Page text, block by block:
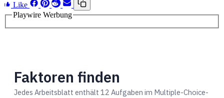
Like
Playwire Werbung
Faktoren finden
Jedes Arbeitsblatt enthält 12 Aufgaben im Multiple-Choice-